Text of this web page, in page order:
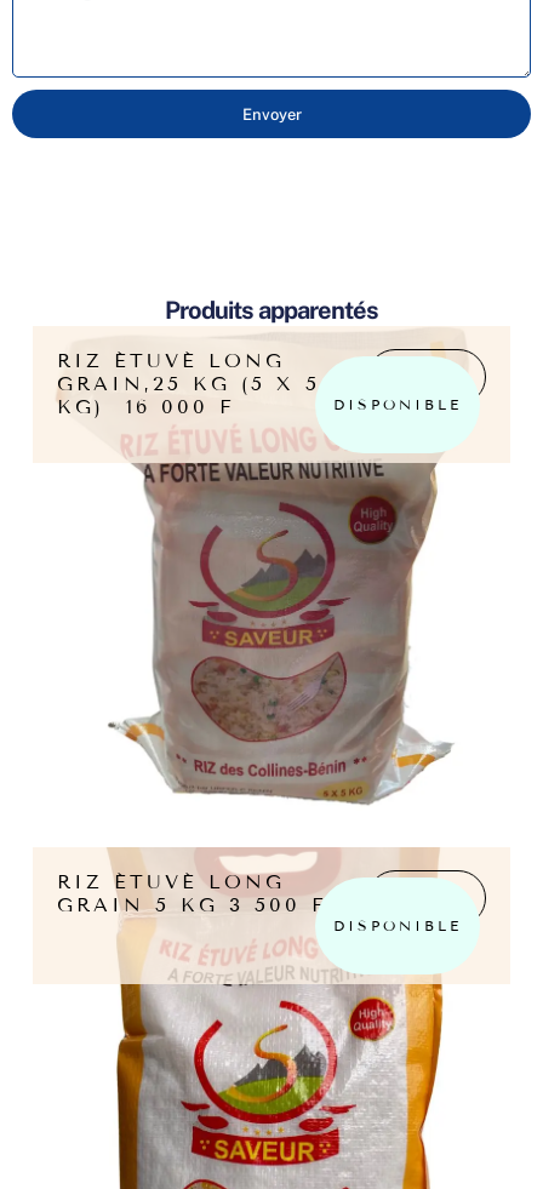
Envoyer
Produits apparentés
RIZ ÉTUVÉ LONG
GRAIN,25 KG (5 X 5
KG) 16 000 F
LIRE LA
DISPONIBLE
RIZ ÉTUVÉ LONG
GRAIN 5 KG 3 500 F
DISPONIBLE